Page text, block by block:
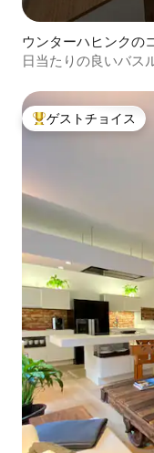
ウンターハヒンクの
日当たりの良いバス
大好評のゲストチョ
ゲストチョイス